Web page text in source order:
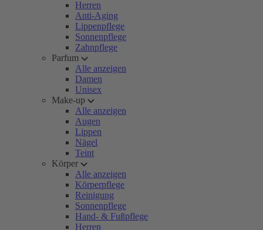
Herren
Anti-Aging
Lippenpflege
Sonnenpflege
Zahnpflege
Parfum
Alle anzeigen
Damen
Unisex
Make-up
Alle anzeigen
Augen
Lippen
Nägel
Teint
Körper
Alle anzeigen
Körperpflege
Reinigung
Sonnenpflege
Hand- & Fußpflege
Herren